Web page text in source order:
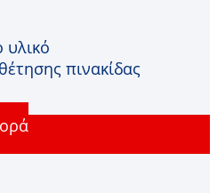
υλικό
πινακίδας